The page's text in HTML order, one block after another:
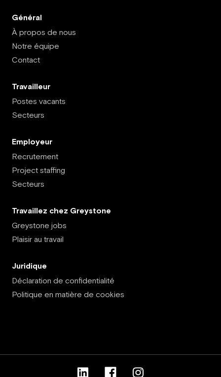
Général
À propos de nous
Notre équipe
Contact
Travailleur
Postes vacants
Secteurs
Employeur
Recrutement
Project staffing
Secteurs
Travaillez chez Greystone
Greystone jobs
Plaisir au travail
Juridique
Déclaration de confidentialité
Politique en matière de cookies